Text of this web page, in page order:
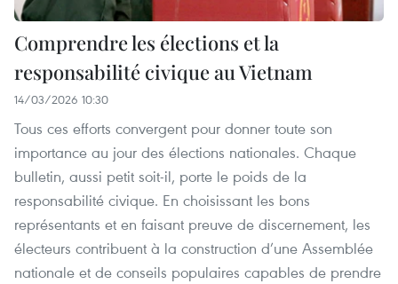
Comprendre les élections et la
responsabilité civique au Vietnam
14/03/2026 10:30
Tous ces efforts convergent pour donner toute son
importance au jour des élections nationales. Chaque
bulletin, aussi petit soit-il, porte le poids de la
responsabilité civique. En choisissant les bons
représentants et en faisant preuve de discernement, les
électeurs contribuent à la construction d’une Assemblée
nationale et de conseils populaires capables de prendre